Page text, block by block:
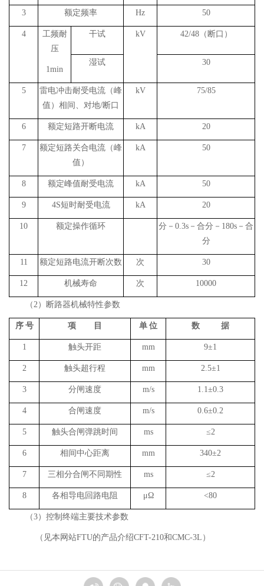
3 额定频率 Hz 50
4
工频耐
压
1min
干试 kV 42/48（断口）
湿试 30
5
雷电冲击耐受电流（峰
值）相间、对地/断口
kV 75/85
6 额定短路开断电流 kA 20
7
额定短路关合电流（峰
值）
kA 50
8 额定峰值耐受电流 kA 50
9 4S短时耐受电流 kA 20
10 额定操作循环 分－ 0.3s －合分－ 180s －合
分
11 额定短路电流开断次数 次 30
12 机械寿命 次 10000
（ 2 ） 断路器机械特性参数
序 号 项 目 单 位 数 据
1 触头开距 mm 9±1
2 触头超行程 mm 2.5±1
3 分闸速度 m/s 1.1±0.3
4 合闸速度 m/s 0.6±0.2
5 触头合闸弹跳时间 ms ≤2
6 相间中心距离 mm 340±2
7 三相分合闸不同期性 ms ≤2
8 各相导电回路电阻 μΩ <80
（3）控制终端主要技术参数
（见本网站FTU的产品介绍CFT-210和CMC-3L）